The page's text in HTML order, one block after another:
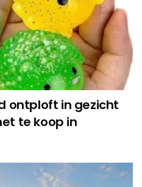
ontploft in gezicht
te koop in